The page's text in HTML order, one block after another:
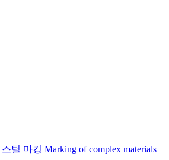
스틸 마킹 Marking of complex materials